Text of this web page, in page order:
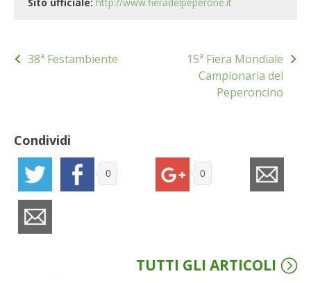
MEDICINA DEI SEMPLICI
BENZA
ORTO BIO – TECNICHE DI COLTIVAZIONE
Sito ufficiale: http://www.fieradelpeperone.it
articoli
38ª Festambiente
15ª Fiera Mondiale
Campionaria del
Peperoncino
Condividi
0 0
TUTTI GLI ARTICOLI